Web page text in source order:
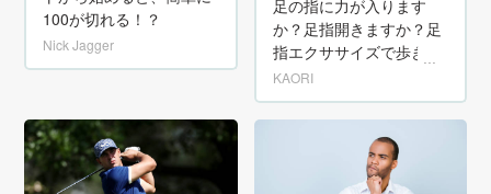
100が切れる！？
Nick Jagger
足の指に力が入ります
か？足指開きますか？足
指エクササイズで歩きや
すい足へ
KAORI